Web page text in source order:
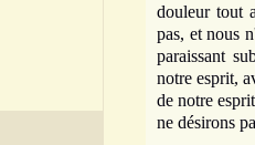
douleur tout
pas, et nous
paraissant
notre esprit,
de notre
ne désirons